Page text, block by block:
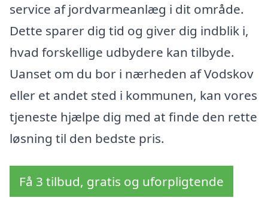
service af jordvarmeanlæg i dit område.
Dette sparer dig tid og giver dig indblik i,
hvad forskellige udbydere kan tilbyde.
Uanset om du bor i nærheden af Vodskov
eller et andet sted i kommunen, kan vores
tjeneste hjælpe dig med at finde den rette
løsning til den bedste pris.
Få 3 tilbud, gratis og uforpligtende